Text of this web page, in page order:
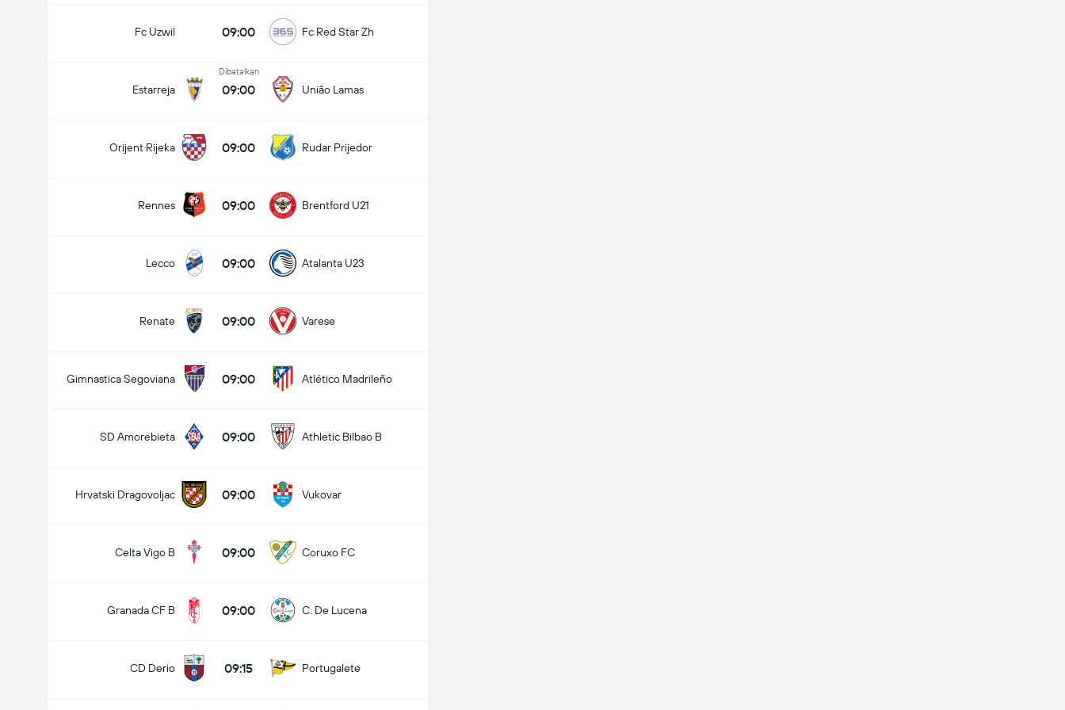
Fc Uzwil 09:00 Fc Red Star Zh
Estarreja
Dibatalkan
09:00 União Lamas
Orijent Rijeka 09:00 Rudar Prijedor
Rennes 09:00 Brentford U21
Lecco 09:00 Atalanta U23
Renate 09:00 Varese
Gimnastica Segoviana 09:00 Atlético Madrileño
SD Amorebieta 09:00 Athletic Bilbao B
Hrvatski Dragovoljac 09:00 Vukovar
Celta Vigo B 09:00 Coruxo FC
Granada CF B 09:00 C. De Lucena
CD Derio 09:15 Portugalete